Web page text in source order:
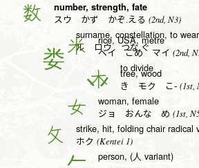
数 number, strength, fate
スウ かず かぞ.える (2nd, N3)
surname, constellation, to wear
ル ロウ つな.ぐ
米 rice, USA, metre
ベイ こめ マイ (2nd,
to divide
木 tree, wood
き モク こ- (1st,
女 woman, female
ジョ おんな め (1st,
攵 strike, hit, folding chair radical
ホク (Kentei 1)
𠂉 person, (人 variant)